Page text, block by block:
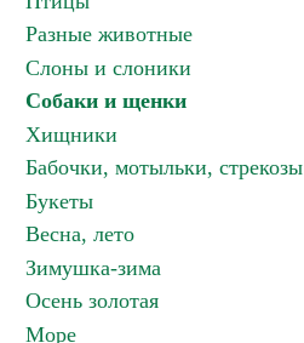
Разные животные
Слоны и слоники
Собаки и щенки
Хищники
Бабочки, мотыльки, стрекозы
Букеты
Весна, лето
Зимушка-зима
Осень золотая
Море